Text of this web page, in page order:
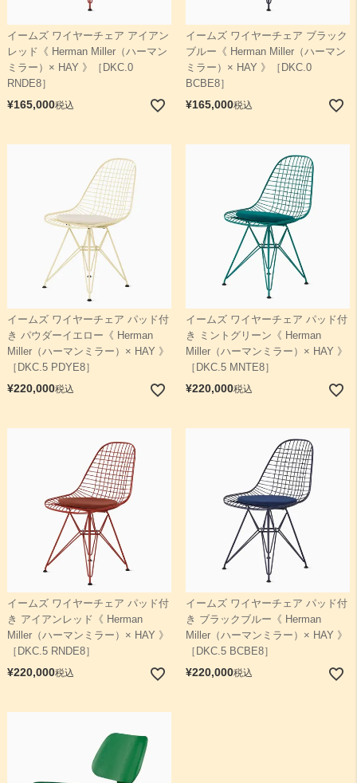
イームズ ワイヤーチェア アイアン
レッド《 Herman Miller（ハーマン
ミラー）× HAY 》［DKC.0
RNDE8］
¥165,000税込
イームズ ワイヤーチェア ブラック
ブルー《 Herman Miller（ハーマン
ミラー）× HAY 》［DKC.0
BCBE8］
¥165,000税込
イームズ ワイヤーチェア パッド付
き パウダーイエロー《 Herman
Miller（ハーマンミラー）× HAY 》
［DKC.5 PDYE8］
¥220,000税込
イームズ ワイヤーチェア パッド付
き ミントグリーン《 Herman
Miller（ハーマンミラー）× HAY 》
［DKC.5 MNTE8］
¥220,000税込
イームズ ワイヤーチェア パッド付
き アイアンレッド《 Herman
Miller（ハーマンミラー）× HAY 》
［DKC.5 RNDE8］
¥220,000税込
イームズ ワイヤーチェア パッド付
き ブラックブルー《 Herman
Miller（ハーマンミラー）× HAY 》
［DKC.5 BCBE8］
¥220,000税込